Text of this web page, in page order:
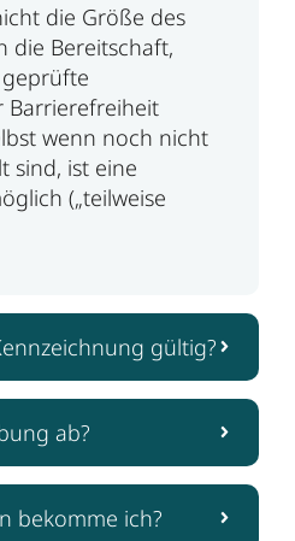
die Größe des
die Bereitschaft,
wenn noch nicht
sind, ist eine
(„teilweise
gültig?
ab?
bekomme ich?